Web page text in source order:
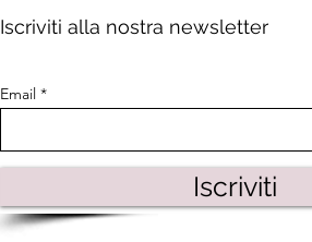
Iscriviti alla nostra newsletter
Email
Iscriviti